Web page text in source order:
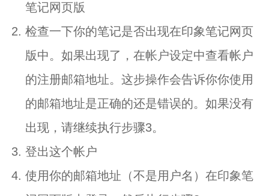
笔记网页版
检查一下你的笔记是否出现在印象笔记网页
版中。如果出现了，在帐户设定中查看帐户
的注册邮箱地址。这步操作会告诉你你使用
的邮箱地址是正确的还是错误的。如果没有
出现，请继续执行步骤3。
登出这个帐户
使用你的邮箱地址（不是用户名）在印象笔